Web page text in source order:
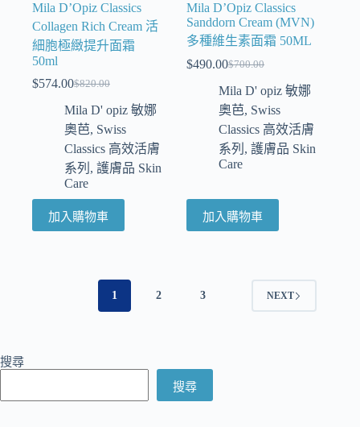
Mila D’Opiz Classics
Collagen Rich Cream 活
細胞極緻提升面霜
50ml
$820.00
$574.00
Mila D' opiz 敏娜
奧芭, Swiss
Classics 高效活膚
系列 , 護膚品 Skin
Care
加入購物車
Mila D’Opiz Classics
Sanddorn Cream (MVN)
多種維生素面霜 50ML
$700.00
$490.00
Mila D' opiz 敏娜
奧芭, Swiss
Classics 高效活膚
系列 ,護膚品 Skin
Care
加入購物車
1 2 3 NEXT
搜尋
搜尋